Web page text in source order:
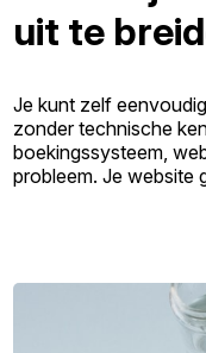
uit te
Je kunt zelf
zonder technische
boekingssysteem,
probleem. Je website